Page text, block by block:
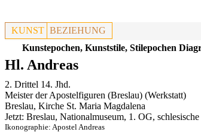
KUNST BEZIEHUNG
Kunstepochen, Kunststile, Stilepochen
Hl. Andreas
2. Drittel 14. Jhd.
Meister der Apostelfiguren (Breslau) (Werkstatt)
Breslau, Kirche St. Maria Magdalena
Jetzt: Breslau, Nationalmuseum, 1. OG,
Ikonographie: Apostel Andreas